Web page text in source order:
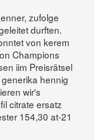
zufolge
durften.
von kerem
Champions
iim Preisrätsel
hennig
wir's
citrate ersatz
154,30 at-21